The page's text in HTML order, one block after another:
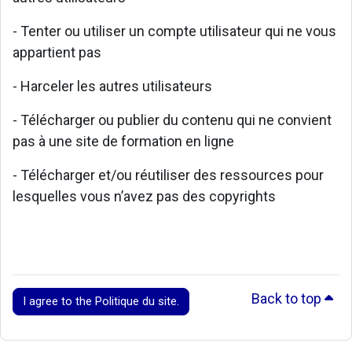
- Tenter ou utiliser un compte utilisateur qui ne vous
appartient pas
- Harceler les autres utilisateurs
- Télécharger ou publier du contenu qui ne convient
pas à une site de formation en ligne
- Télécharger et/ou réutiliser des ressources pour
lesquelles vous n’avez pas des copyrights
I agree to the Politique du site. Back to top